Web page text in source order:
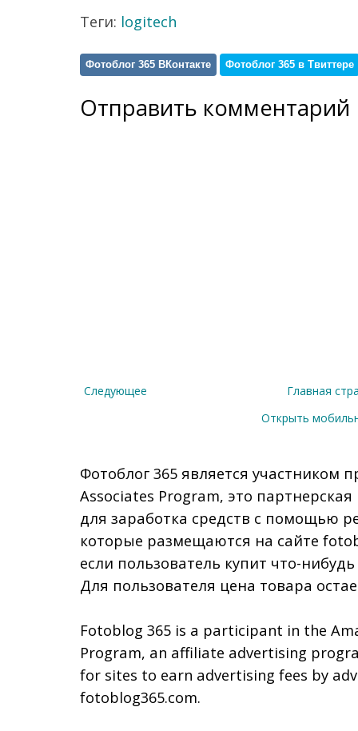
Теги: logitech
Фотоблог 365 ВКонтакте Фотоблог 365 в Твиттере
Отправить комментарий
Следующее
Главная
Открыть
Фотоблог 365 является участником
Associates Program, это
для заработка средств с помощью
которые размещаются на сайте
если пользователь купит что-
Для пользователя цена товара
Fotoblog 365 is a participant in the
Program, an affiliate advertising
for sites to earn advertising fees by
fotoblog365.com.